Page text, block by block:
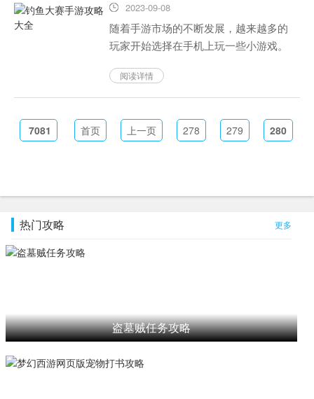
2023-09-08
随着手游市场的不断发展，越来越多的
玩家开始选择在手机上玩一些小游戏。
一款游戏。在这里，我将为大家介绍一
下如何在游戏中获得更好的成绩。...
阅读详情
7081 首页 上一页 278 279 280
热门攻略 更多
盗墓贼任务攻略